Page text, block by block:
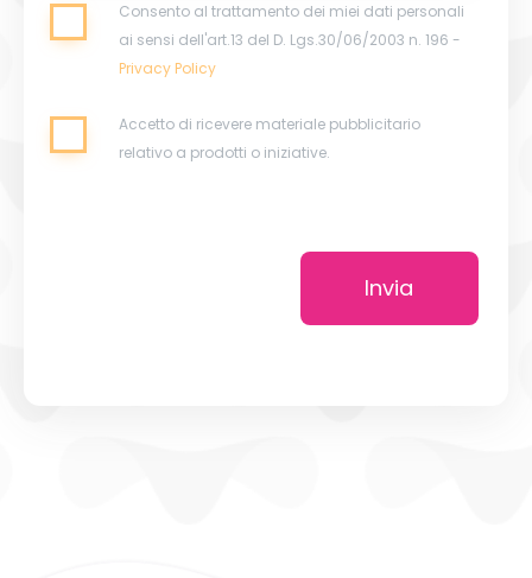
Consento al trattamento dei miei dati personali
ai sensi dell'art.13 del D. Lgs.30/06/2003 n. 196 -
Privacy Policy
Accetto di ricevere materiale pubblicitario
relativo a prodotti o iniziative.
Invia